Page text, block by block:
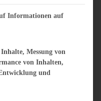
& SNACKS
HERZHAFT
des IAB Transparency and Consent
Informationen auf
Messung von
von Inhalten,
und